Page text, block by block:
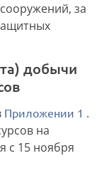
за
Приложении 1 .
на
с 15 ноября